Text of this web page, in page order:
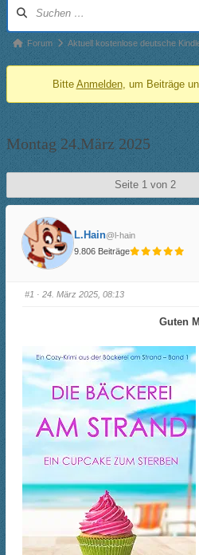
Navigation
Forum-
Breadcrumbs
Du
hier:
Forum Aktuell kostenlose deutsche
Bitte Anmelden, um Beiträge
Montag 24.März 2025
Seite 1 von 2
L.Hain@l-hain
9.806 Beiträge
#1 · 24. März 2025, 08:13
Guten